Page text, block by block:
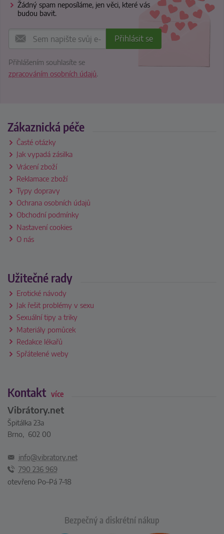
Žádný spam neposíláme, jen věci, které vás
budou bavit.
Přihlášením souhlasíte se
zpracováním osobních údajů.
Zákaznická péče
Časté otázky
Jak vypadá zásilka
Vrácení zboží
Reklamace zboží
Typy dopravy
Ochrana osobních údajů
Obchodní podmínky
Nastavení cookies
O nás
Užitečné rady
Erotické návody
Jak řešit problémy v sexu
Sexuální tipy a triky
Materiály pomůcek
Redakce lékařů
Spřátelené weby
Kontakt více
Vibrátory.net
Špitálka 23a
Brno, 602 00
info@vibratory.net
790 236 969
otevřeno Po–Pá 7–18
Bezpečný a diskrétní nákup